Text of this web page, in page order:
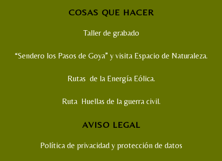
COSAS QUE HACER
Taller de grabado
“Sendero los Pasos de Goya” y visita Espacio de Naturaleza.
Rutas de la Energía Eólica.
Ruta Huellas de la guerra civil.
AVISO LEGAL
Política de privacidad y protección de datos